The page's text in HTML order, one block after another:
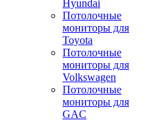
Hyundai
Потолочные
мониторы для
Toyota
Потолочные
мониторы для
Volkswagen
Потолочные
мониторы для
GAC